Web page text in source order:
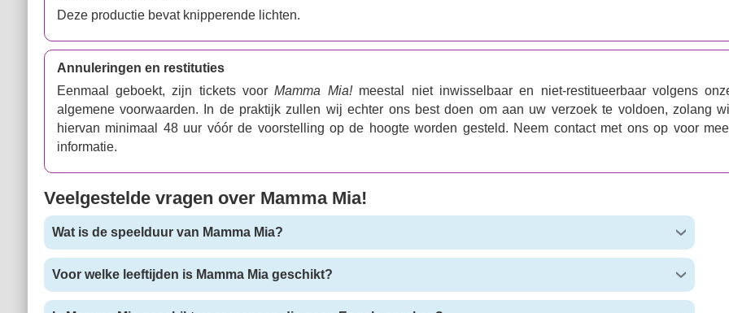
Deze productie bevat knipperende lichten.
Annuleringen en restituties
Eenmaal geboekt, zijn tickets voorMamma Mia!meestal niet inwisselbaar en niet-restitueerbaar volgens
algemene voorwaarden. In de praktijk zullen wij echter ons best doen om aan uw verzoek te voldoen, zolang
hiervan minimaal 48 uur vóór de voorstelling op de hoogte worden gesteld. Neem contact met ons op voor
informatie.
Veelgestelde vragen over Mamma Mia!
Wat is de speelduur van Mamma Mia?
Voor welke leeftijden is Mamma Mia geschikt?